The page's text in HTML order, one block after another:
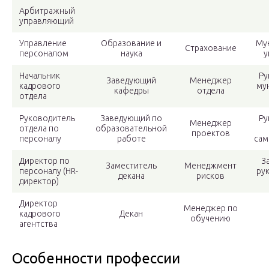
Арбитражный
управляющий
Управление
персоналом
Образование и
наука
Страхование
Начальник
кадрового
отдела
Заведующий
кафедры
Менеджер
отдела
Руководитель
отдела по
персоналу
Заведующий по
образовательной
работе
Менеджер
проектов
Директор по
персоналу (HR-
директор)
Заместитель
декана
Менеджмент
рисков
Директор
кадрового
агентства
Декан
Менеджер по
обучению
Особенности профессии